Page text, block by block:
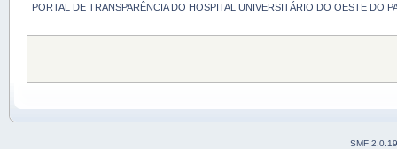
PORTAL DE TRANSPARÊNCIA DO HOSPITAL UNIVERSITÁRIO DO OESTE DO
SMF 2.0.19